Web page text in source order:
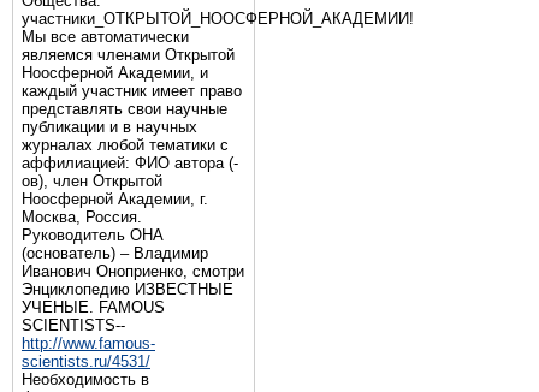
участники_ОТКРЫТОЙ_НООСФЕРНОЙ_АКАДЕМИИ!
Мы все автоматически
являемся членами Открытой
Ноосферной Академии, и
каждый участник имеет право
представлять свои научные
публикации и в научных
журналах любой тематики с
аффилиацией: ФИО автора (-
ов), член Открытой
Ноосферной Академии, г.
Москва, Россия.
Руководитель ОНА
(основатель) – Владимир
Иванович Оноприенко, смотри
Энциклопедию ИЗВЕСТНЫЕ
УЧЕНЫЕ. FAMOUS
SCIENTISTS--
http://www.famous-
scientists.ru/4531/
Необходимость в